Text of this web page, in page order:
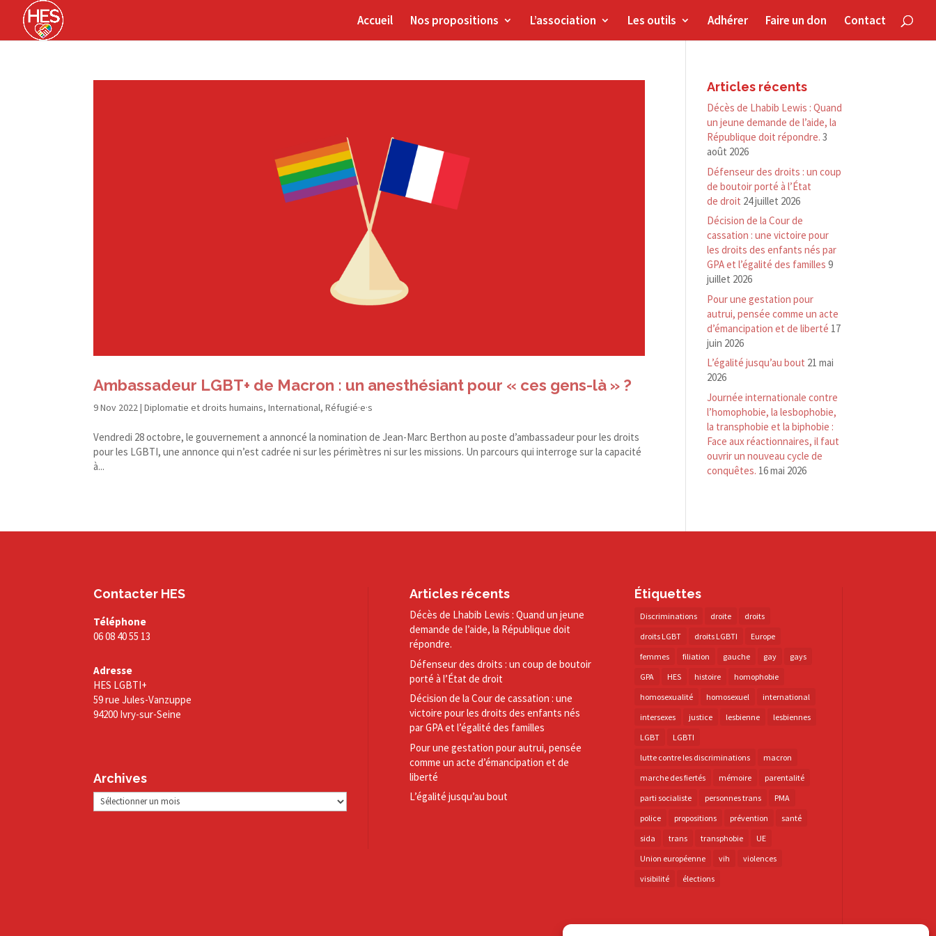
Accueil Nos propositions L’association Les outils Adhérer Faire un don Contact
Ambassadeur LGBT+ de Macron : un anesthésiant pour « ces gens-là » ?
9 Nov 2022|Diplomatie et droits humains,International,Réfugié·e·s
Vendredi 28 octobre, le gouvernement a annoncé la nomination de Jean-​Marc Berthon au poste d’ambassadeur pour les droits
pour les LGBTI, une annonce qui n’est cadrée ni sur les périmètres ni sur les missions. Un parcours qui interroge sur la capacité
à...
Articles récents
Décès de Lhabib Lewis : Quand
un jeune demande de l’aide, la
République doit répondre. 3
août 2026
Défenseur des droits : un coup
de boutoir porté à l’État
de droit 24 juillet 2026
Décision de la Cour de
cassation : une victoire pour
les droits des enfants nés par
GPA et l’égalité des familles 9
juillet 2026
Pour une gestation pour
autrui, pensée comme un acte
d’émancipation et de liberté 17
juin 2026
L’égalité jusqu’au bout 21 mai
2026
Journée internationale contre
l’homophobie, la lesbophobie,
la transphobie et la biphobie :
Face aux réactionnaires, il faut
ouvrir un nouveau cycle de
conquêtes. 16 mai 2026
Contacter HES
Téléphone
06 08 40 55 13
Adresse
HES LGBTI+
59 rue Jules-Vanzuppe
94200 Ivry-sur-Seine
Archives
Archives
Articles récents
Décès de Lhabib Lewis : Quand un jeune
demande de l’aide, la République doit
répondre.
Défenseur des droits : un coup de boutoir
porté à l’État de droit
Décision de la Cour de cassation : une
victoire pour les droits des enfants nés
par GPA et l’égalité des familles
Pour une gestation pour autrui, pensée
comme un acte d’émancipation et de
liberté
L’égalité jusqu’au bout
Étiquettes
Discriminations droite
droits
droits LGBT
droits LGBTI
Europe
femmes
filiation gauche gay
gays
GPA
HES histoire
homophobie
homosexualité
homosexuel
international
intersexes
justice lesbienne
lesbiennes
LGBT
LGBTI
lutte contre les discriminations
macron
marche des fiertés
mémoire
parentalité
parti socialiste
personnes trans
PMA
police
propositions prévention
santé
sida
trans transphobie
UE
Union européenne
vih
violences
visibilité
élections